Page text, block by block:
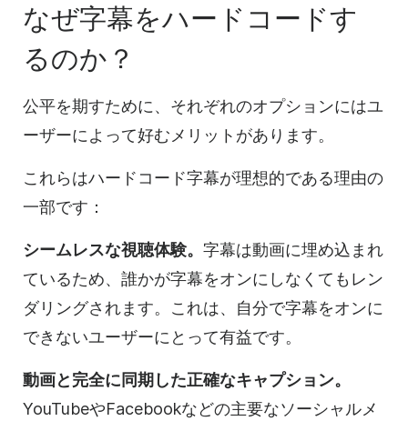
なぜ字幕をハードコードす
るのか？
公平を期すために、それぞれのオプションにはユ
ーザーによって好むメリットがあります。
これらはハードコード字幕が理想的である理由の
一部です：
シームレスな視聴体験。 字幕は動画に埋め込まれ
ているため、誰かが字幕をオンにしなくてもレン
ダリングされます。これは、自分で字幕をオンに
できないユーザーにとって有益です。
動画と完全に同期した正確なキャプション。
YouTubeやFacebookなどの主要なソーシャルメ